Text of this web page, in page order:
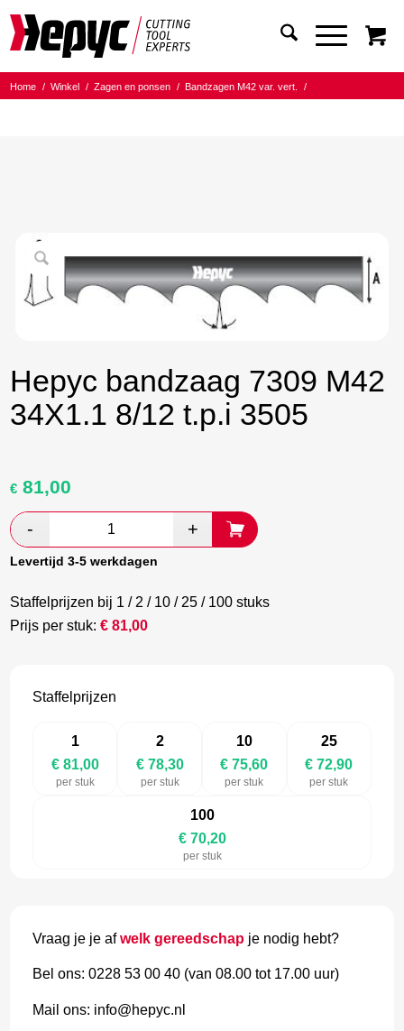
Home / Winkel / Zagen en ponsen / Bandzagen M42 var. vert.
/
Hepyc bandzaag 7309 M42
34X1.1 8/12 t.p.i 3505
Oorspronkelijke
was:
€ 135,00.
€ 81,00
€ 78,30.
Levertijd 3-5 werkdagen
Staffelprijzen bij 1 / 2 / 10 / 25 / 100 stuks
Prijs per stuk:€81,00
Staffelprijzen
1
€ 81,00
per stuk
2
€ 78,30
per stuk
10
€ 75,60
per stuk
25
€ 72,90
per stuk
100
€ 70,20
per stuk
Vraag je je afwelk gereedschap je nodig hebt?
Bel ons: 0228 53 00 40 (van 08.00 tot 17.00 uur)
Mail ons: info@hepyc.nl